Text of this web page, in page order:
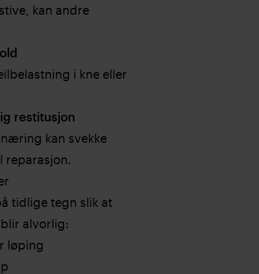
kan andre
i kne eller
restitusjon
kan svekke
reparasjon.
tidlige tegn slik at
alvorlig:
løping